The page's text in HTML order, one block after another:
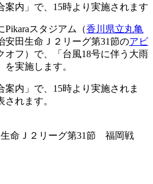
案内」で、15時より実施されます
Pikaraスタジアム（香川県立丸亀
安田生命Ｊ２リーグ第31節のアビ
オフ）で、「台風18号に伴う大雨
実施します。
内」で、15時より実施されま
れます。
命Ｊ２リーグ第31節 福岡戦